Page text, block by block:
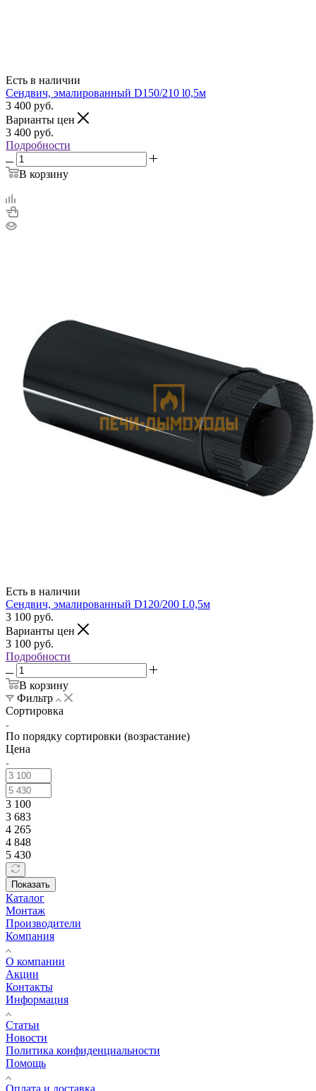
Есть в наличии
Сендвич, эмалированный D150/210 l0,5м
3 400 руб.
Варианты цен
3 400 руб.
Подробности
В корзину
Есть в наличии
Сендвич, эмалированный D120/200 L0,5м
3 100 руб.
Варианты цен
3 100 руб.
Подробности
В корзину
Фильтр
Сортировка
По порядку сортировки (возрастание)
Цена
3 100
3 683
4 265
4 848
5 430
Показать
Каталог
Монтаж
Производители
Компания
О компании
Акции
Контакты
Информация
Статьи
Новости
Политика конфиденциальности
Помощь
Оплата и доставка